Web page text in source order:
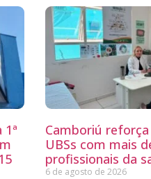
Camboriú
UBSs com mais
profissionais da
6 de agosto de 2026